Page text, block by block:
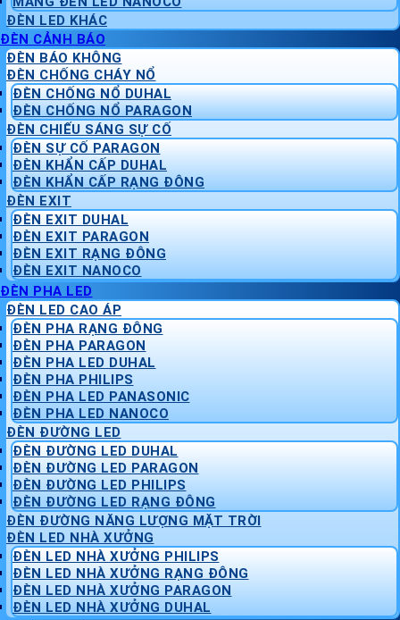
ĐÈN LED KHÁC
ĐÈN CẢNH BÁO
ĐÈN BÁO KHÔNG
ĐÈN CHỐNG CHÁY NỔ
ĐÈN CHỐNG NỔ DUHAL
ĐÈN CHỐNG NỔ PARAGON
ĐÈN CHIẾU SÁNG SỰ CỐ
ĐÈN SỰ CỐ PARAGON
ĐÈN KHẨN CẤP DUHAL
ĐÈN KHẨN CẤP RẠNG ĐÔNG
ĐÈN EXIT
ĐÈN EXIT DUHAL
ĐÈN EXIT PARAGON
ĐÈN EXIT RẠNG ĐÔNG
ĐÈN EXIT NANOCO
ĐÈN PHA LED
ĐÈN LED CAO ÁP
ĐÈN PHA RẠNG ĐÔNG
ĐÈN PHA PARAGON
ĐÈN PHA LED DUHAL
ĐÈN PHA PHILIPS
ĐÈN PHA LED PANASONIC
ĐÈN PHA LED NANOCO
ĐÈN ĐƯỜNG LED
ĐÈN ĐƯỜNG LED DUHAL
ĐÈN ĐƯỜNG LED PARAGON
ĐÈN ĐƯỜNG LED PHILIPS
ĐÈN ĐƯỜNG LED RẠNG ĐÔNG
ĐÈN ĐƯỜNG NĂNG LƯỢNG MẶT TRỜI
ĐÈN LED NHÀ XƯỞNG
ĐÈN LED NHÀ XƯỞNG PHILIPS
ĐÈN LED NHÀ XƯỞNG RẠNG ĐÔNG
ĐÈN LED NHÀ XƯỞNG PARAGON
ĐÈN LED NHÀ XƯỞNG DUHAL